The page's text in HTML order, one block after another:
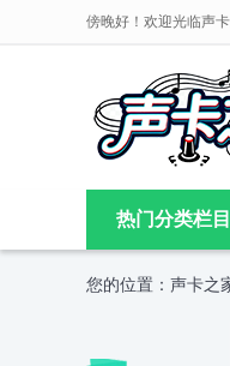
傍晚好！欢迎光临声
热门分类栏目
您的位置： 声卡之